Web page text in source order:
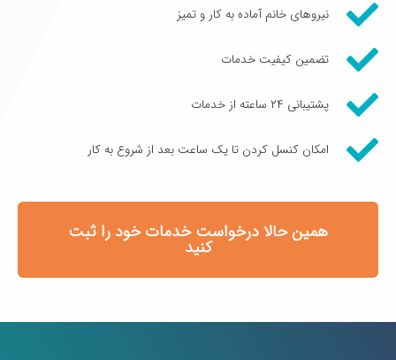
نیروهای خانم آماده به کار و تمیز
تضمین کیفیت خدمات
پشتیبانی ۲۴ ساعته از خدمات
امکان کنسل کردن تا یک ساعت بعد از شروع به کار
همین حالا درخواست خدمات خود را ثبت
کنید